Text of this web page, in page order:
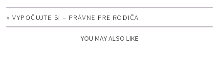
«VYPOČUJTE SI – PRÁVNE PRE RODIČA
YOU MAY ALSO LIKE